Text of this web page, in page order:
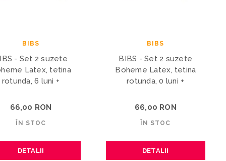
BIBS
- Set 2 suzete
Latex, tetina
rotunda, 6 luni +
66,00 RON
ÎN STOC
DETALII
BIBS
BIBS - Set 2 suzete
Boheme Latex, tetina
rotunda, 0 luni +
66,00 RON
ÎN STOC
DETALII